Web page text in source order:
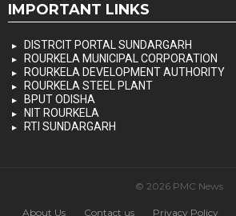
IMPORTANT LINKS
DISTRCIT PORTAL SUNDARGARH
ROURKELA MUNICIPAL CORPORATION
ROURKELA DEVELOPMENT AUTHORITY
ROURKELA STEEL PLANT
BPUT ODISHA
NIT ROURKELA
RTI SUNDARGARH
© 2026 PMC News
About Us Contact us Privacy Policy